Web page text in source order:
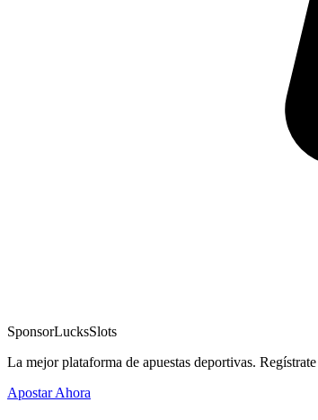
SponsorLucksSlots
La mejor plataforma de apuestas deportivas.
Apostar Ahora